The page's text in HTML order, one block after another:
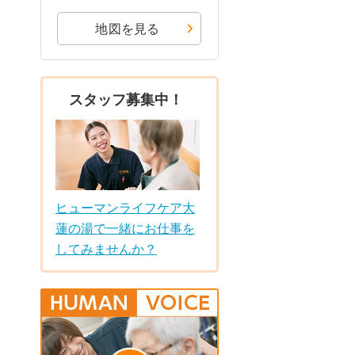
地図を見る
スタッフ募集中！
ヒューマンライフケア大
蓮の湯で一緒にお仕事を
してみませんか？